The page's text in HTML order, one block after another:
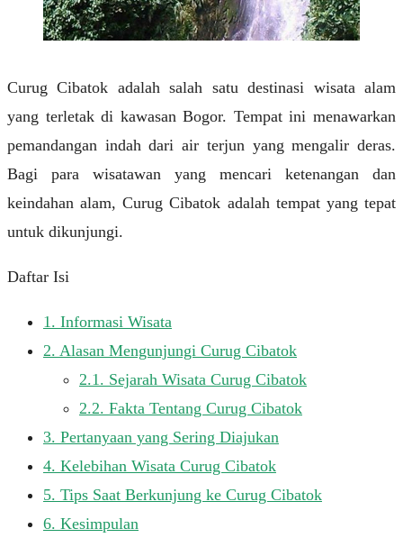
Curug Cibatok adalah salah satu destinasi wisata alam
yang terletak di kawasan Bogor. Tempat ini menawarkan
pemandangan indah dari air terjun yang mengalir deras.
Bagi para wisatawan yang mencari ketenangan dan
keindahan alam, Curug Cibatok adalah tempat yang tepat
untuk dikunjungi.
Daftar Isi
1. Informasi Wisata
2. Alasan Mengunjungi Curug Cibatok
2.1. Sejarah Wisata Curug Cibatok
2.2. Fakta Tentang Curug Cibatok
3. Pertanyaan yang Sering Diajukan
4. Kelebihan Wisata Curug Cibatok
5. Tips Saat Berkunjung ke Curug Cibatok
6. Kesimpulan